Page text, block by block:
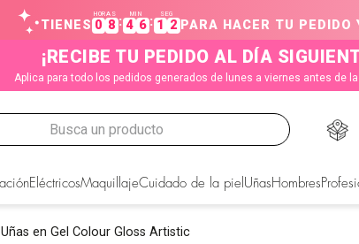
TIENES
HORAS
0 8 :
MIN
4 6:
SEG
1 1 PARA HACER TU PEDIDO
¡RECIBE TU PEDIDO AL DÍA
Aplica para todo los pedidos generados de lunes a viernes antes de
Busca un producto
EléctricosMaquillajeCuidado de la piel Uñas Hombres
en Gel Colour Gloss Artistic